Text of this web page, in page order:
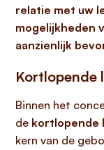
relatie met uw
mogelijkheden
aanzienlijk
Kortlopende
Binnen het
de kortlopende
kern van de